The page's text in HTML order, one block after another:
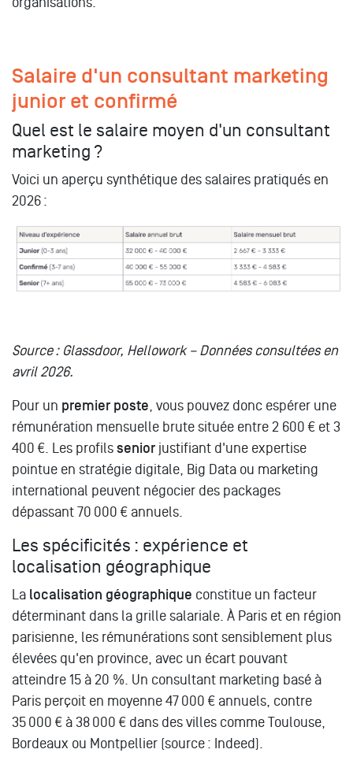
Salaire d'un consultant marketing
junior et confirmé
Quel est le salaire moyen d'un consultant
marketing ?
Voici un aperçu synthétique des salaires pratiqués en
2026 :
Source : Glassdoor, Hellowork – Données consultées en
avril 2026.
Pour un premier poste , vous pouvez donc espérer une
rémunération mensuelle brute située entre 2 600 € et 3
400 €. Les profils senior justifiant d'une expertise
pointue en stratégie digitale, Big Data ou marketing
international peuvent négocier des packages
dépassant 70 000 € annuels.
Les spécificités : expérience et
localisation géographique
La localisation géographique constitue un facteur
déterminant dans la grille salariale. À Paris et en région
parisienne, les rémunérations sont sensiblement plus
élevées qu'en province, avec un écart pouvant
atteindre 15 à 20 %. Un consultant marketing basé à
Paris perçoit en moyenne 47 000 € annuels, contre
35 000 € à 38 000 € dans des villes comme Toulouse,
Bordeaux ou Montpellier (source : Indeed).